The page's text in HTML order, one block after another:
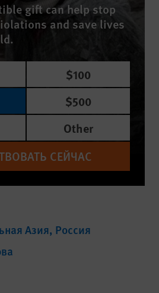
gift can help stop
and save lives
$100
$500
Other
СЕЙЧАС
Азия Россия